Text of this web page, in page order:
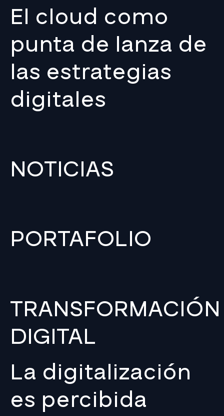
El cloud como
punta de lanza de
las estrategias
digitales
NOTICIAS
PORTAFOLIO
TRANSFORMACIÓN
DIGITAL
La digitalización
es percibida